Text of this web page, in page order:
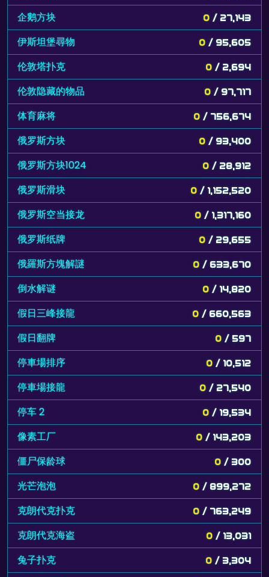
企鹅方块 0 / 27,143
伊斯坦堡尋物 0 / 95,605
伦敦塔扑克 0 / 2,694
伦敦隐藏的物品 0 / 97,717
体育麻将 0 / 756,674
俄罗斯方块 0 / 93,400
俄罗斯方块1024 0 / 28,912
俄罗斯滑块 0 / 1,152,520
俄罗斯空当接龙 0 / 1,317,160
俄罗斯纸牌 0 / 29,655
俄羅斯方塊解謎 0 / 633,670
倒水解谜 0 / 14,820
假日三峰接龍 0 / 660,563
假日翻牌 0 / 597
停車場排序 0 / 10,512
停車場接龍 0 / 27,540
停车 2 0 / 19,534
像素工厂 0 / 143,203
僵尸保龄球 0 / 300
光芒泡泡 0 / 899,272
克朗代克扑克 0 / 763,249
克朗代克海盗 0 / 13,031
兔子扑克 0 / 3,304